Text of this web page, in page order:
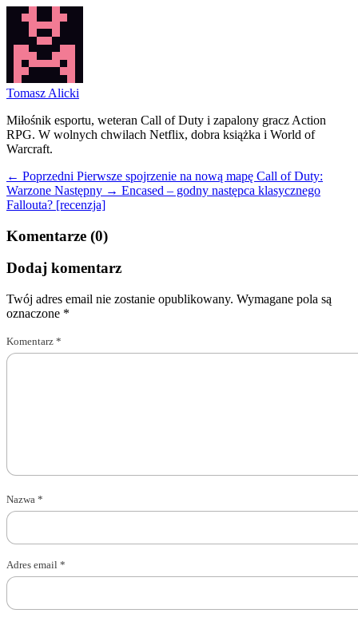
Tomasz Alicki
Miłośnik esportu, weteran Call of Duty i zapalony gracz Action
RPG. W wolnych chwilach Netflix, dobra książka i World of
Warcraft.
← Poprzedni Pierwsze spojrzenie na nową mapę Call of Duty:
Warzone Następny → Encased – godny następca klasycznego
Fallouta? [recenzja]
Komentarze (0)
Dodaj komentarz
Twój adres email nie zostanie opublikowany. Wymagane pola są
oznaczone *
Komentarz *
Nazwa *
Adres email *